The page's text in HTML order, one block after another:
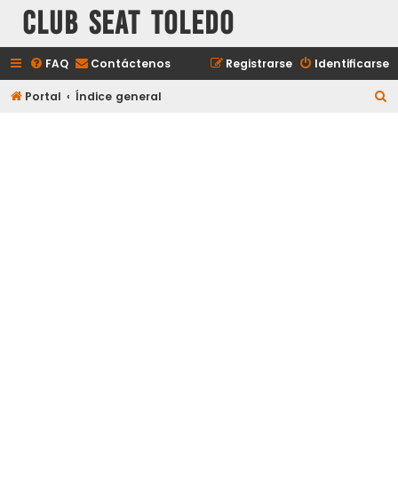
Club Seat Toledo
FAQ Contáctenos Identificarse
Registrarse
Portal Índice general